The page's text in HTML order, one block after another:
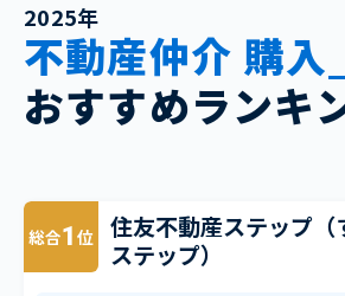
2025年
不動産仲介 購入
おすすめランキ
総合1 位
住友不動産ステップ（
ステップ）